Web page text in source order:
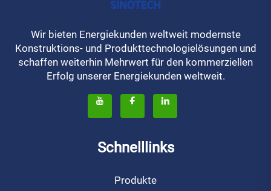
Wir bieten Energiekunden weltweit modernste
Konstruktions- und Produkttechnologielösungen und
schaffen weiterhin Mehrwert für den kommerziellen
Erfolg unserer Energiekunden weltweit.
Schnelllinks
Produkte